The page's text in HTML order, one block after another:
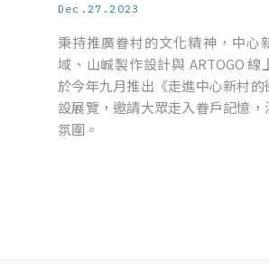
Dec.27.2023
秉持推廣眷村的文化精神，中心
域、山峸製作設計與 ARTOGO 線
於今年九月推出《走進中心新村的
設展覽，邀請大眾走入眷戶記憶，
氛圍。